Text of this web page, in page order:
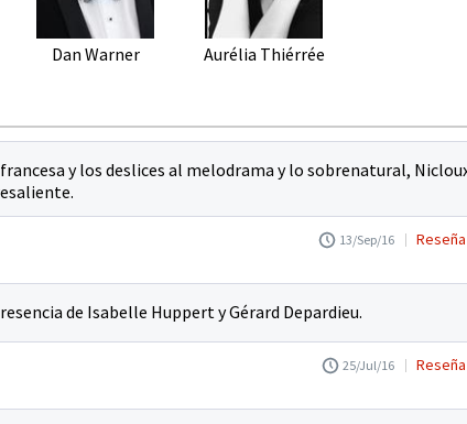
Dan Warner Aurélia Thiérrée
y los deslices al melodrama y lo sobrenatural,
13/Sep/16
de Isabelle Huppert y Gérard Depardieu.
25/Jul/16